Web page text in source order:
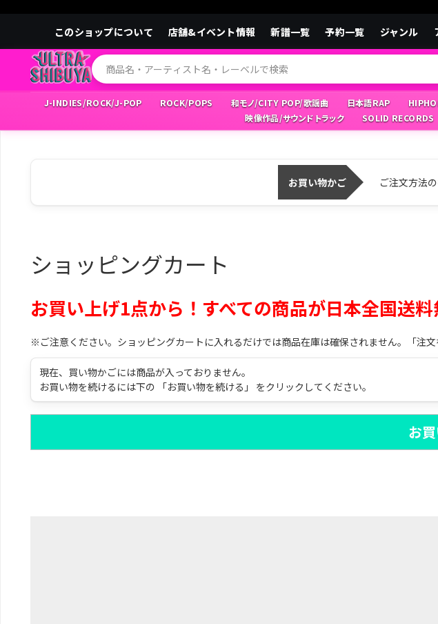
このショップについて 店舗&イベント情報 新譜一覧 予約一覧 ジャンル
J-INDIES/ROCK/J-POP ROCK/POPS 和モノ/CITY POP/歌謡曲 日本語RAP
映像作品/サウンドトラック
SOLID RECORDS
お買い物かご ご注文方法
ショッピングカート
お買い上げ1点から！すべての商品が日本全国送
※ご注意ください。ショッピングカートに入れるだけでは商品在庫は確保されません。「注
現在、買い物かごには商品が入っておりません。
お買い物を続けるには下の 「お買い物を続ける」 をクリックしてください。
お